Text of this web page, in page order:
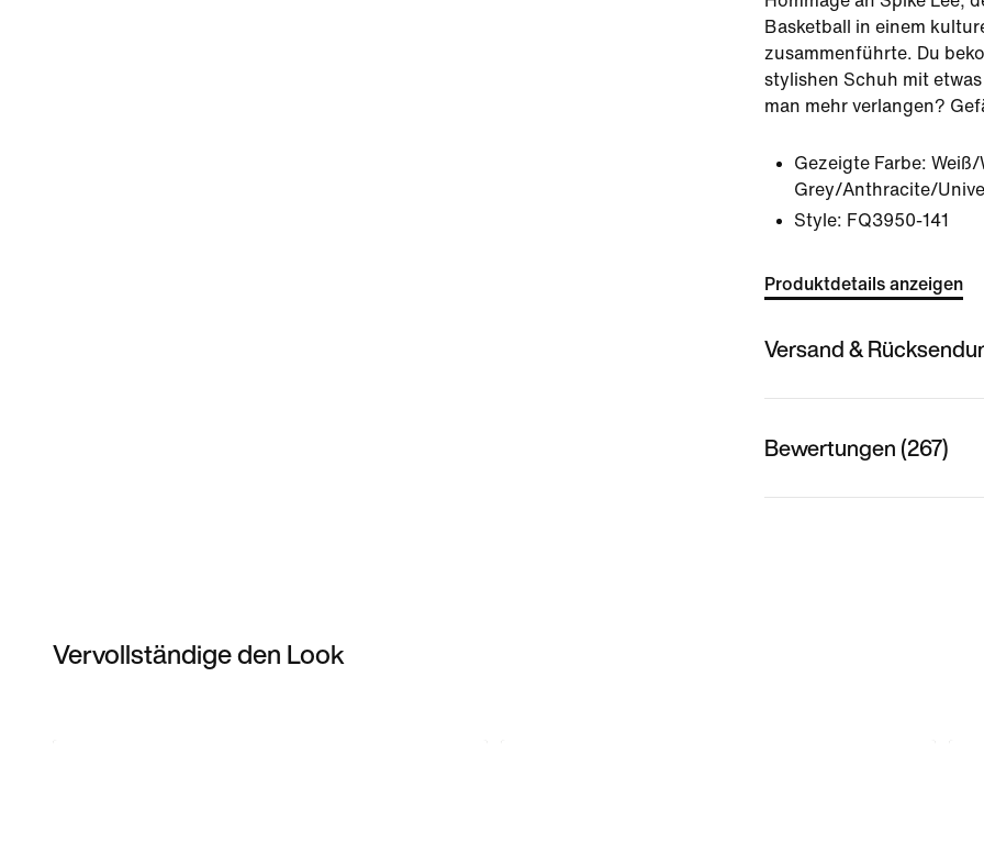
Basketball in einem
zusammenführte. Du
stylishen Schuh mit
man mehr verlangen?
Gezeigte Farbe: Weiß/
Grey/Anthracite/
Style: FQ3950-141
Produktdetails anzeigen
Versand &
Bewertungen (267)
Vervollständige den Look